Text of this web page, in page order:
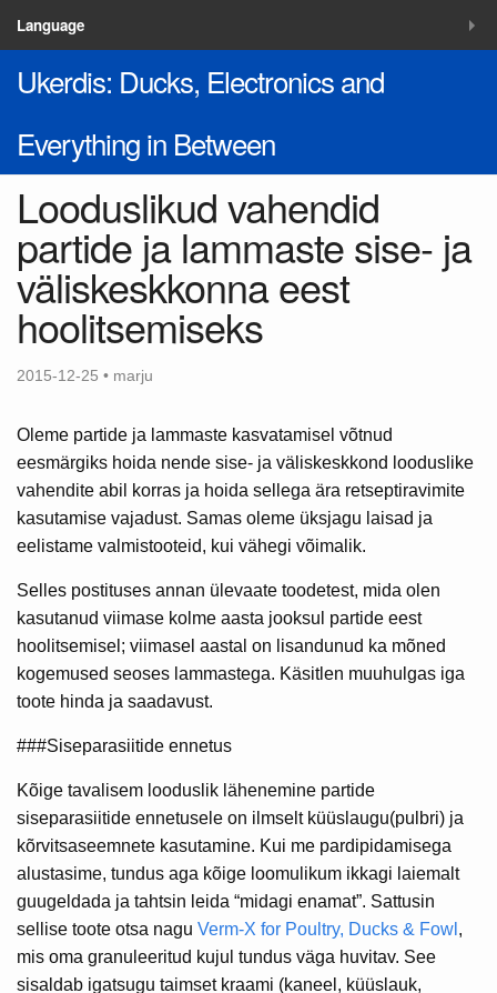
Language
Blogi
Kontakt
Ukerdis: Ducks, Electronics and
Everything in Between
Looduslikud vahendid
partide ja lammaste sise- ja
väliskeskkonna eest
hoolitsemiseks
2015-12-25 • marju
Oleme partide ja lammaste kasvatamisel võtnud
eesmärgiks hoida nende sise- ja väliskeskkond looduslike
vahendite abil korras ja hoida sellega ära retseptiravimite
kasutamise vajadust. Samas oleme üksjagu laisad ja
eelistame valmistooteid, kui vähegi võimalik.
Selles postituses annan ülevaate toodetest, mida olen
kasutanud viimase kolme aasta jooksul partide eest
hoolitsemisel; viimasel aastal on lisandunud ka mõned
kogemused seoses lammastega. Käsitlen muuhulgas iga
toote hinda ja saadavust.
###Siseparasiitide ennetus
Kõige tavalisem looduslik lähenemine partide
siseparasiitide ennetusele on ilmselt küüslaugu(pulbri) ja
kõrvitsaseemnete kasutamine. Kui me pardipidamisega
alustasime, tundus aga kõige loomulikum ikkagi laiemalt
guugeldada ja tahtsin leida “midagi enamat”. Sattusin
sellise toote otsa nagu Verm-X for Poultry, Ducks & Fowl ,
mis oma granuleeritud kujul tundus väga huvitav. See
sisaldab igatsugu taimset kraami (kaneel, küüslauk,